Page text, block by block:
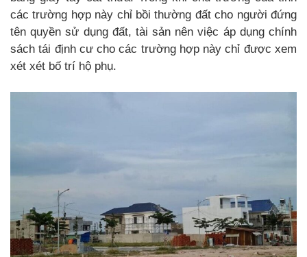
các trường hợp này chỉ bồi thường đất cho người đứng
tên quyền sử dụng đất, tài sản nên việc áp dụng chính
sách tái định cư cho các trường hợp này chỉ được xem
xét xét bố trí hộ phụ.